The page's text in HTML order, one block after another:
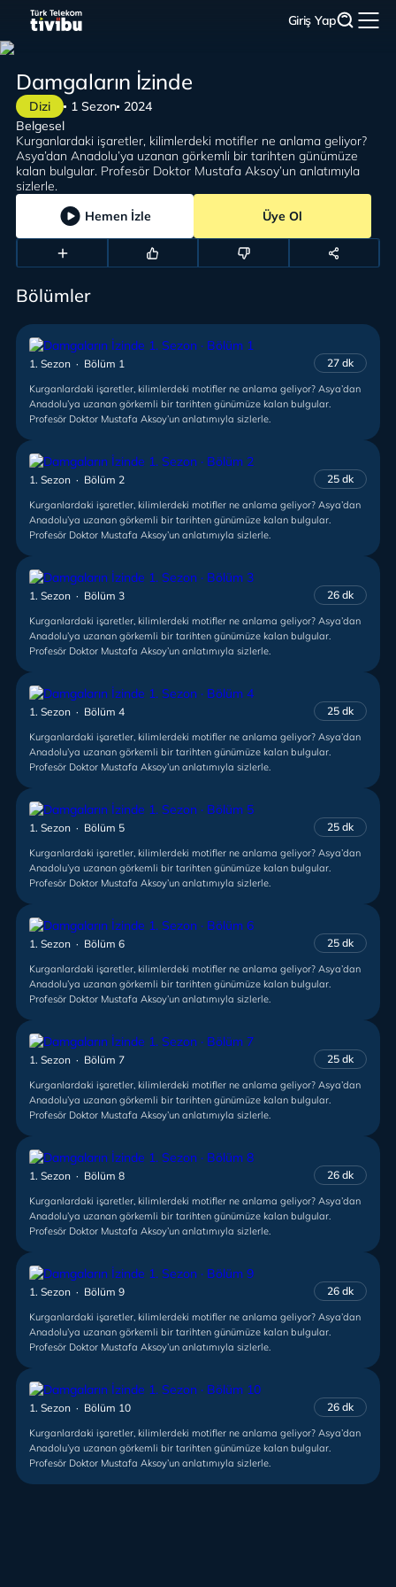
Giriş Yap
Dizi 1 Sezon 2024
Damgaların İzinde
Kurganlardaki işaretler, kilimlerdeki motifler ne anlama geliyor?
Asya’dan Anadolu’ya uzanan görkemli bir tarihten günümüze
kalan bulgular. Profesör Doktor Mustafa Aksoy’un anlatımıyla
sizlerle.
Belgesel
Hemen İzle Üye Ol
Bölümler
1. Sezon · Bölüm 1 27 dk
Kurganlardaki işaretler, kilimlerdeki motifler ne anlama geliyor? Asya’dan
Anadolu’ya uzanan görkemli bir tarihten günümüze kalan bulgular.
Profesör Doktor Mustafa Aksoy’un anlatımıyla sizlerle.
1. Sezon · Bölüm 2 25 dk
Kurganlardaki işaretler, kilimlerdeki motifler ne anlama geliyor? Asya’dan
Anadolu’ya uzanan görkemli bir tarihten günümüze kalan bulgular.
Profesör Doktor Mustafa Aksoy’un anlatımıyla sizlerle.
1. Sezon · Bölüm 3 26 dk
Kurganlardaki işaretler, kilimlerdeki motifler ne anlama geliyor? Asya’dan
Anadolu’ya uzanan görkemli bir tarihten günümüze kalan bulgular.
Profesör Doktor Mustafa Aksoy’un anlatımıyla sizlerle.
1. Sezon · Bölüm 4 25 dk
Kurganlardaki işaretler, kilimlerdeki motifler ne anlama geliyor? Asya’dan
Anadolu’ya uzanan görkemli bir tarihten günümüze kalan bulgular.
Profesör Doktor Mustafa Aksoy’un anlatımıyla sizlerle.
1. Sezon · Bölüm 5 25 dk
Kurganlardaki işaretler, kilimlerdeki motifler ne anlama geliyor? Asya’dan
Anadolu’ya uzanan görkemli bir tarihten günümüze kalan bulgular.
Profesör Doktor Mustafa Aksoy’un anlatımıyla sizlerle.
1. Sezon · Bölüm 6 25 dk
Kurganlardaki işaretler, kilimlerdeki motifler ne anlama geliyor? Asya’dan
Anadolu’ya uzanan görkemli bir tarihten günümüze kalan bulgular.
Profesör Doktor Mustafa Aksoy’un anlatımıyla sizlerle.
1. Sezon · Bölüm 7 25 dk
Kurganlardaki işaretler, kilimlerdeki motifler ne anlama geliyor? Asya’dan
Anadolu’ya uzanan görkemli bir tarihten günümüze kalan bulgular.
Profesör Doktor Mustafa Aksoy’un anlatımıyla sizlerle.
1. Sezon · Bölüm 8 26 dk
Kurganlardaki işaretler, kilimlerdeki motifler ne anlama geliyor? Asya’dan
Anadolu’ya uzanan görkemli bir tarihten günümüze kalan bulgular.
Profesör Doktor Mustafa Aksoy’un anlatımıyla sizlerle.
1. Sezon · Bölüm 9 26 dk
Kurganlardaki işaretler, kilimlerdeki motifler ne anlama geliyor? Asya’dan
Anadolu’ya uzanan görkemli bir tarihten günümüze kalan bulgular.
Profesör Doktor Mustafa Aksoy’un anlatımıyla sizlerle.
1. Sezon · Bölüm 10 26 dk
Kurganlardaki işaretler, kilimlerdeki motifler ne anlama geliyor? Asya’dan
Anadolu’ya uzanan görkemli bir tarihten günümüze kalan bulgular.
Profesör Doktor Mustafa Aksoy’un anlatımıyla sizlerle.